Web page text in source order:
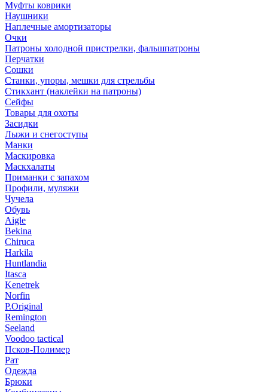
Муфты коврики
Наушники
Наплечные амортизаторы
Очки
Патроны холодной пристрелки, фальшпатроны
Перчатки
Сошки
Станки, упоры, мешки для стрельбы
Стикхант (наклейки на патроны)
Сейфы
Товары для охоты
Засидки
Лыжи и снегоступы
Манки
Маскировка
Маскхалаты
Приманки с запахом
Профили, муляжи
Чучела
Обувь
Aigle
Bekina
Chiruсa
Harkila
Huntlandia
Itasca
Kenetrek
Norfin
P.Original
Remington
Seeland
Voodoo tactical
Псков-Полимер
Рат
Одежда
Брюки